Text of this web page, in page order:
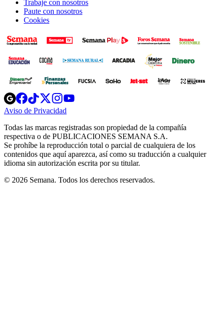
Trabaje con nosotros
Paute con nosotros
Cookies
Opens
in
new
Opens
in
new
Opens
in
new
window
Opens
new
windowwindow
Aviso de Privacidad
new
window
Todas las marcas registradas son propiedad de la compañía
respectiva o de PUBLICACIONES SEMANA S.A.
Se prohíbe la reproducción total o parcial de cualquiera de los
contenidos que aquí aparezca, así como su traducción a cualquier
idioma sin autorización escrita por su titular.
© 2026 Semana. Todos los derechos reservados.